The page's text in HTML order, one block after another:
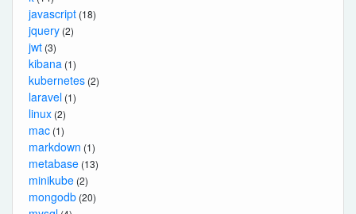
javascript (18)
jquery (2)
jwt (3)
kibana (1)
kubernetes (2)
laravel (1)
linux (2)
mac (1)
markdown (1)
metabase (13)
minikube (2)
mongodb (20)